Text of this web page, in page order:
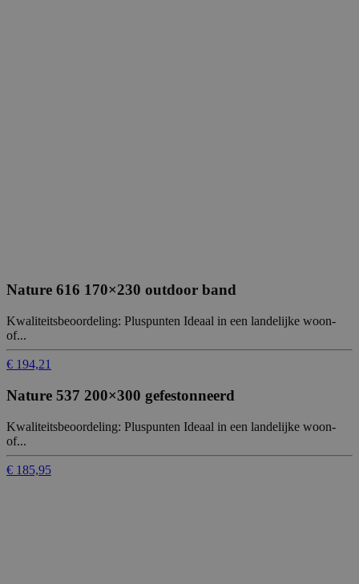
Nature 616 170×230 outdoor band
Kwaliteitsbeoordeling: Pluspunten Ideaal in een landelijke woon-
of...
€ 194,21
Nature 537 200×300 gefestonneerd
Kwaliteitsbeoordeling: Pluspunten Ideaal in een landelijke woon-
of...
€ 185,95